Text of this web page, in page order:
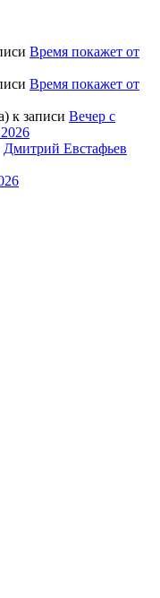
Время покажет от
Время покажет от
к записи Вечер с
Дмитрий Евстафьев